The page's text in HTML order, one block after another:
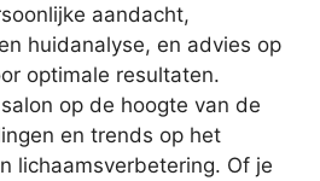
aandacht,
huidanalyse, en advies op
optimale resultaten.
op de hoogte van de
en trends op het
lichaamsverbetering. Of je